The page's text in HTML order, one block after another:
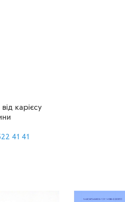
карієсу
41 41